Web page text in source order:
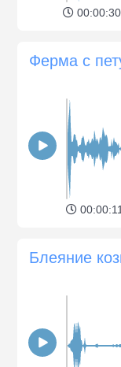
00:00:30
Ферма с
00:00:11
Блеяние